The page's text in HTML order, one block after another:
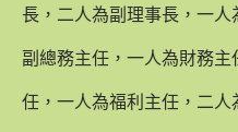
長，二人為副理事長，一
副總務主任，一人為財務
任，一人為福利主任，二人